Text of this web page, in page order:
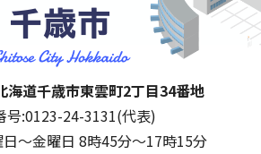
千歳市
海道千歳市東雲町2丁目34番地
号:0123-24-3131(代表)
日～金曜日 8時45分～17時15分